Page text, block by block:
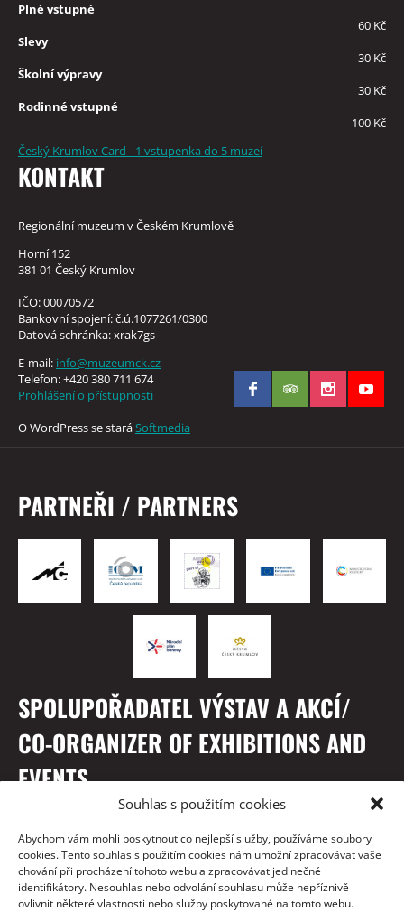
Souhlas s použitím cookies
Abychom vám mohli poskytnout co nejlepší služby, používáme soubory
cookies. Tento souhlas s použitím cookies nám umožní zpracovávat vaše
chování při procházení tohoto webu a zpracovávat jedinečné
identifikátory. Nesouhlas nebo odvolání souhlasu může nepříznivě
ovlivnit některé vlastnosti nebo služby poskytované na tomto webu.
Plné vstupné
60 Kč
Slevy
30 Kč
Školní výpravy
30 Kč
Rodinné vstupné
100 Kč
Český Krumlov Card - 1 vstupenka do 5 muzeí
KONTAKT
Regionální muzeum v Českém Krumlově
Horní 152
381 01 Český Krumlov
IČO: 00070572
Bankovní spojení: č.ú.1077261/0300
Datová schránka: xrak7gs
E-mail: info@muzeumck.cz
Telefon: +420 380 711 674
Prohlášení o přístupnosti
O WordPress se staráSoftmedia
PARTNEŘI / PARTNERS
SPOLUPOŘADATEL VÝSTAV A AKCÍ/
CO-ORGANIZER OF EXHIBITIONS AND
EVENTS